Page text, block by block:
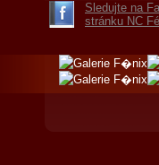
Sledujte na
stránku NC